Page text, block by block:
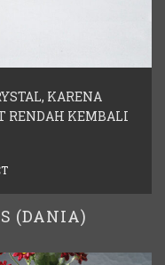
KARENA
RENDAH KEMBALI
(DANIA)